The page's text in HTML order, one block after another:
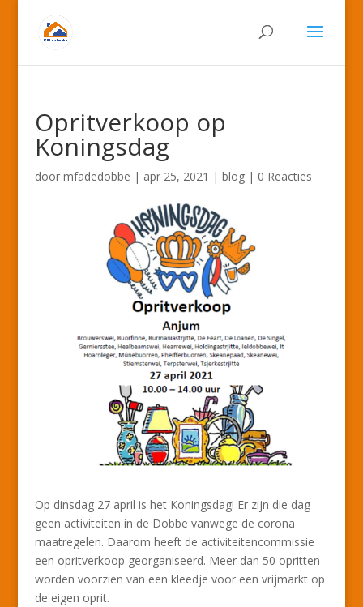
Opritverkoop op
Koningsdag
door mfadedobbe | apr 25, 2021 | blog| 0 Reacties
Op dinsdag 27 april is het Koningsdag! Er zijn die dag
geen activiteiten in de Dobbe vanwege de corona
maatregelen. Daarom heeft de activiteitencommissie
een opritverkoop georganiseerd. Meer dan 50 opritten
worden voorzien van een kleedje voor een vrijmarkt op
de eigen oprit.